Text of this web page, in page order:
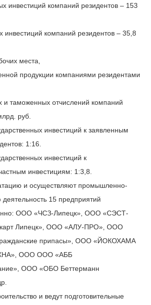
инвестиций компаний резидентов – 153
инвестиций компаний резидентов – 35,8
места,
продукции компаниями резидентами
и таможенных отчислений компаний
руб.
инвестиций к заявленным
1:16.
инвестиций к
инвестициям: 1:3,8.
и осуществляют промышленно-
деятельность 15 предприятий
ООО «ЧСЗ-Липецк», ООО «СЭСТ-
Липецк», ООО «АЛУ-ПРО», ООО
припасы», ООО «ЙОКОХАМА
ООО ООО «АББ
ООО «ОБО Беттерманн
и ведут подготовительные